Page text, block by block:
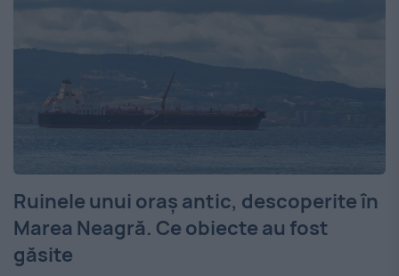
Ruinele unui oraș antic, descoperite în
Marea Neagră. Ce obiecte au fost
găsite